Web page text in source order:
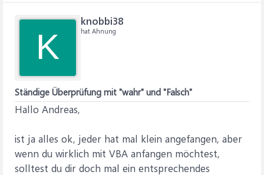
K
knobbi38
hat Ahnung
Ständige Überprüfung mit "wahr" und "Falsch"
Hallo Andreas,
ist ja alles ok, jeder hat mal klein angefangen, aber
wenn du wirklich mit VBA anfangen möchtest,
solltest du dir doch mal ein entsprechendes